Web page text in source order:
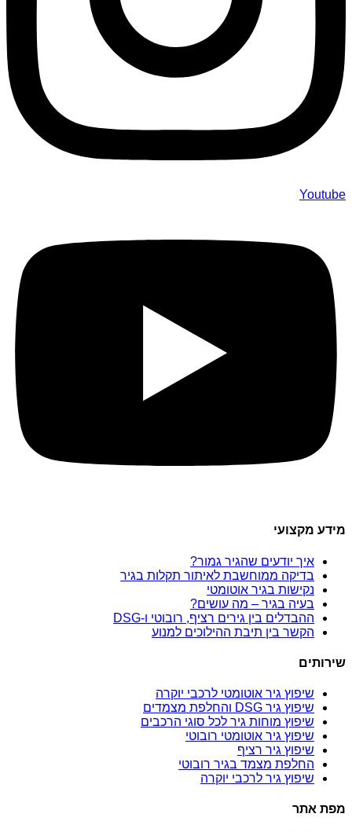
Youtube
מידע מקצועי
איך יודעים שהגיר גמור?
בדיקה ממוחשבת לאיתור תקלות בגיר
נקישות בגיר אוטומטי
בעיה בגיר – מה עושים?
ההבדלים בין גירים רציף, רובוטי ו-DSG
הקשר בין תיבת ההילוכים למנוע
שירותים
שיפוץ גיר אוטומטי לרכבי יוקרה
שיפוץ גיר DSG והחלפת מצמדים
שיפוץ מוחות גיר לכל סוגי הרכבים
שיפוץ גיר אוטומטי רובוטי
שיפוץ גיר רציף
החלפת מצמד בגיר רובוטי
שיפוץ גיר לרכבי יוקרה
מפת אתר